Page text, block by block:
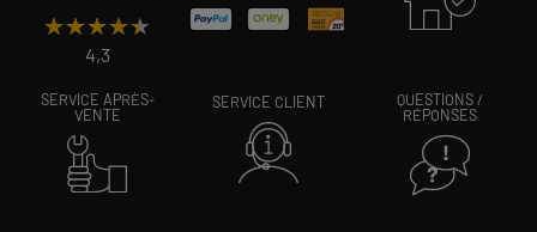
★★★★★
★★★★★
4,3
SERVICE APRÈS-
VENTE
SERVICE CLIENT
QUESTIONS /
RÉPONSES